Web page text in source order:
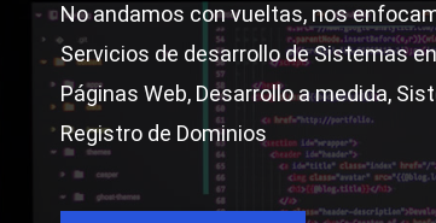
No andamos con vueltas, nos
Servicios de desarrollo de Sistemas
Páginas Web, Desarrollo a medida,
Registro de Dominios